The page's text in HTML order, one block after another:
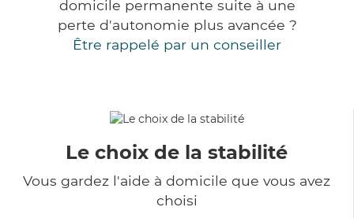
domicile permanente suite à une
perte d'autonomie plus avancée ?
Être rappelé par un conseiller
Le choix de la stabilité
Vous gardez l'aide à domicile que vous avez
choisi